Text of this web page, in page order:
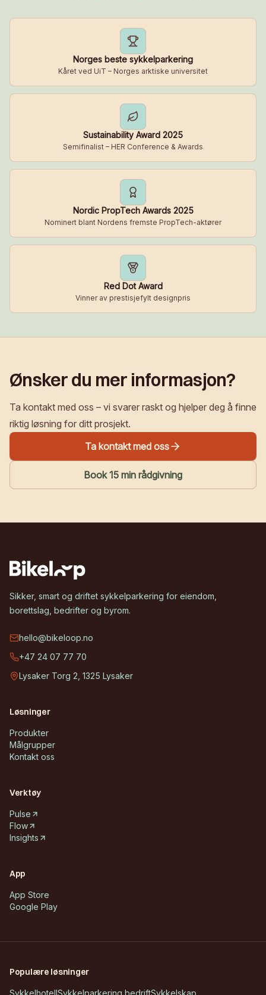
Norges beste sykkelparkering
Kåret ved UiT – Norges arktiske universitet
Sustainability Award 2025
Semifinalist – HER Conference & Awards
Nordic PropTech Awards 2025
Nominert blant Nordens fremste PropTech-aktører
Red Dot Award
Vinner av prestisjefylt designpris
Ønsker du mer informasjon?
Ta kontakt med oss – vi svarer raskt og hjelper deg å finne
riktig løsning for ditt prosjekt.
Ta kontakt med oss
Book 15 min rådgivning
Sikker, smart og driftet sykkelparkering for eiendom,
borettslag, bedrifter og byrom.
hello@bikeloop.no
+47 24 07 77 70
Lysaker Torg 2, 1325 Lysaker
Løsninger
Produkter
Målgrupper
Kontakt oss
Verktøy
Pulse
Flow
Insights
App
App Store
Google Play
Populære løsninger
SykkelhotellSykkelparkering bedriftSykkelskap